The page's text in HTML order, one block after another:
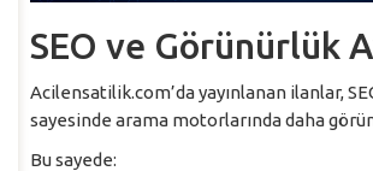
SEO ve Görünürlük
Acilensatilik.com’da yayınlanan ilanlar,
sayesinde arama motorlarında daha
Bu sayede: